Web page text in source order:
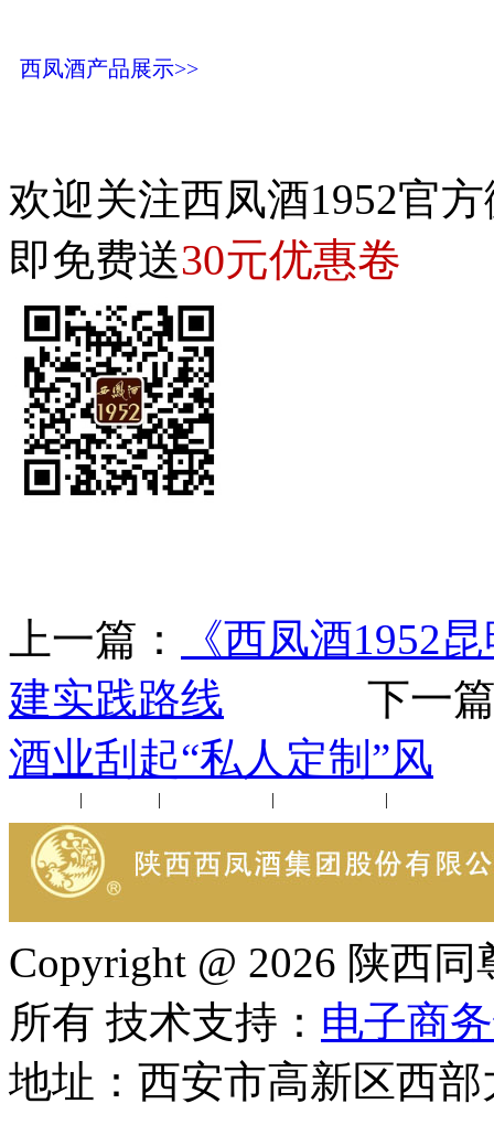
西凤酒产品展示>>
欢迎关注西凤酒1952官
即免费送30元优惠卷
上一篇：
《西凤酒1952
建实践路线 下一篇
酒业刮起“私人定制”风
| | | |
Copyright @ 2026 陕西
所有 技术支持： 电子商
地址：西安市高新区西